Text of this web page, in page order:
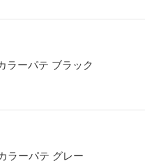
ラーパテ ブラック
ラーパテ グレー